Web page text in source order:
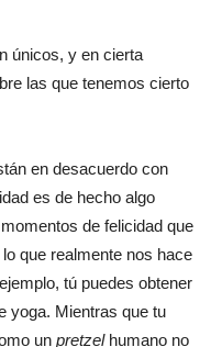
únicos, y en cierta
las que tenemos cierto
en desacuerdo con
es de hecho algo
de felicidad que
que realmente nos hace
tú puedes obtener
yoga. Mientras que tu
un pretzelhumano no